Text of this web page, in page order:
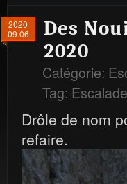
2020
09.06
Des
2020
Catégorie:
Tag: Escalade
Drôle de nom
refaire.